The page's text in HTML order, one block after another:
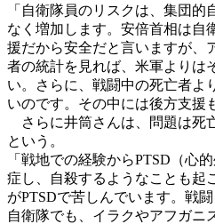
「自衛隊員のリスクは、集団
なく増加します。安倍首相は自
援だから安全だと言いますが、
者の統計を見れば、米軍よりは
い。さらに、戦闘中の死亡者よ
いのです。その中には後方支援
さらに井筒さんは、問題は死
という。
「戦地での経験からPTSD（心
症し、自殺するようなことも起
がPTSDで苦しんでいます。戦
自衛隊でも、イラクやアフガニ